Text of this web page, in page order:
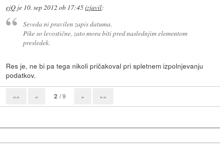
ejQ je 10. sep 2012 ob 17:45izjavil:
Sevedanipravilen zapis datuma.
Pike so levostične, zato mora biti pred naslednjim elementom
presledek.
Res je, ne bi pa tega nikoli pričakoval pri spletnem izpolnjevanju
podatkov.
«« « 2 / 9 » »»